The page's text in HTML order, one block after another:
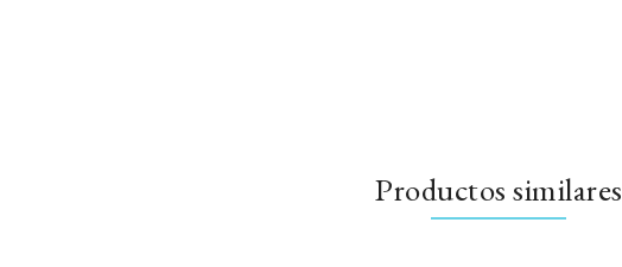
Productos similares